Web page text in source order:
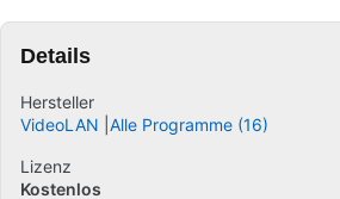
Details
Hersteller
VideoLAN Alle Programme (16)
Lizenz
Kostenlos